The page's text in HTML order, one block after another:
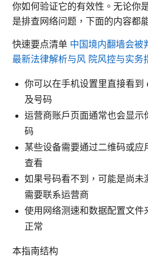
你如何验证它的有效性。无论你
是排查网络问题，下面的内容都
快速要点清单 中国境内翻墙会被
最新法律解析与风 院风控与实务
你可以在手机设置里直接看到
及号码
运营商账户页面通常也会显示
码
某些设备需要通过二维码或应
查看
如果号码看不到，可能是尚未
需要联系运营商
使用网络测速和数据配置文件
正常
本指南结构